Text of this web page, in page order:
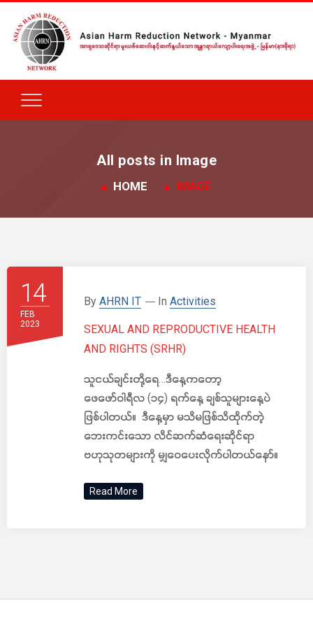
All posts in Image
HOME IMAGE
14
FEB
2023
By AHRN IT In Activities
SEXUAL AND REPRODUCTIVE HEALTH
AND RIGHTS (SRHR)
သူငယ်ချင်းတို့ရေ…ဒီနေ့ကတော့
ဖေဖော်ဝါရီလ (၁၄) ရက်နေ့ ချစ်သူများနေ့ပဲ
ဖြစ်ပါတယ်။ ဒီနေ့မှာ မသိမဖြစ်သိထိုက်တဲ့
ဘေးကင်းသော လိင်ဆက်ဆံရေးဆိုင်ရာ
ဗဟုသုတများကို မျှဝေပေးလိုက်ပါတယ်နော်။
Read More